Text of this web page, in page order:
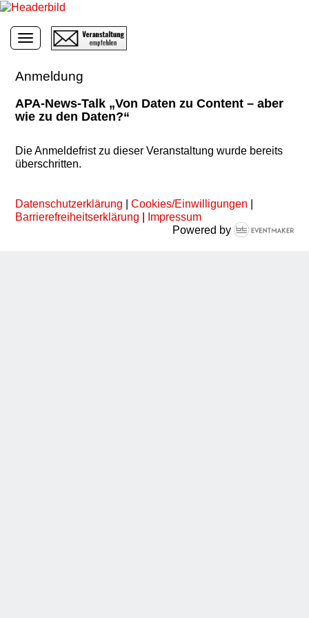
Toggle navigation
Anmeldung
APA-News-Talk „Von Daten zu Content – aber
wie zu den Daten?“
Die Anmeldefrist zu dieser Veranstaltung wurde bereits
überschritten.
Datenschutzerklärung Cookies/Einwilligungen
Barrierefreiheitserklärung
Impressum
Powered by